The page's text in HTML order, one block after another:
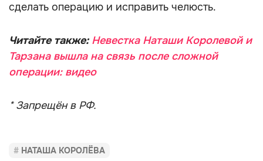
сделать операцию и исправить челюсть.
Читайте также: Невестка Наташи Королевой и
Тарзана вышла на связь после сложной
операции: видео
* Запрещён в РФ.
НАТАША КОРОЛЁВА